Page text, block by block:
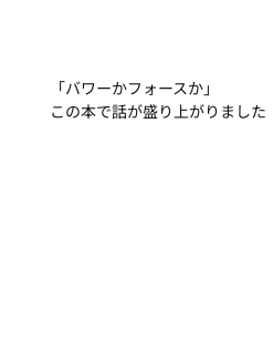
「バワーかフォースか」
この本で話が盛り上がりました